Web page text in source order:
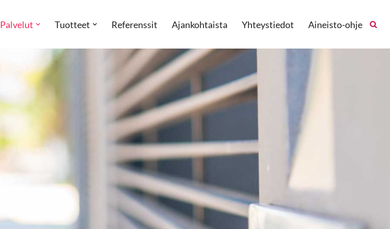
Palvelut Tuotteet Referenssit Ajankohtaista Yhteystiedot Aineisto-ohje